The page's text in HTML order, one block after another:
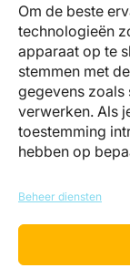
Om de beste
technologieën
apparaat op te
stemmen met
gegevens
verwerken. Als
toestemming
hebben op
Beheer diensten
info@register-
+31 (0)85 044 05
uur)
Landgoed